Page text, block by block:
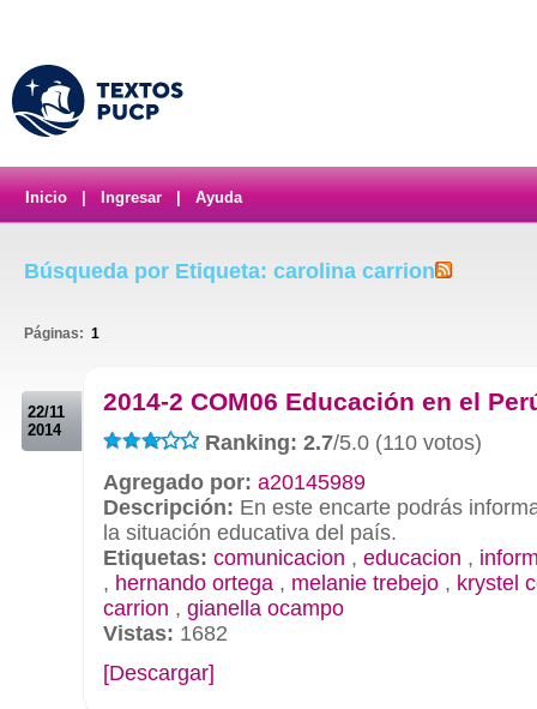
Inicio Ingresar Ayuda
Búsqueda por Etiqueta: carolina carrion
Páginas: 1
22/11
2014
2014-2 COM06 Educación en el
Ranking: 2.7/5.0 (110 votos)
Agregado por: a20145989
Descripción: En este encarte podrás
la situación educativa del país.
Etiquetas: comunicacion , educacion ,
, hernando ortega , melanie trebejo , krystel
carrion , gianella ocampo
Vistas: 1682
[Descargar]